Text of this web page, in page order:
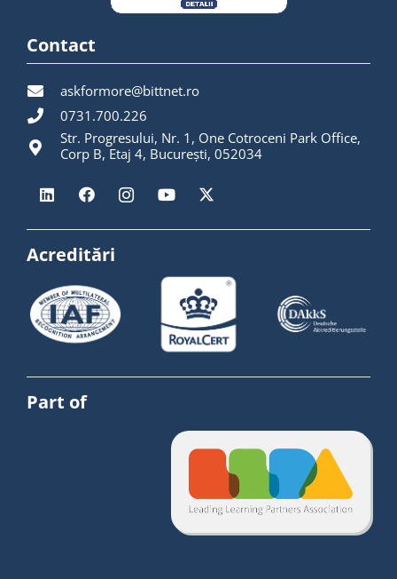
Contact
askformore@bittnet.ro
0731.700.226
Str. Progresului, Nr. 1, One Cotroceni Park Office,
Corp B, Etaj 4, București, 052034
Acreditări
Part of